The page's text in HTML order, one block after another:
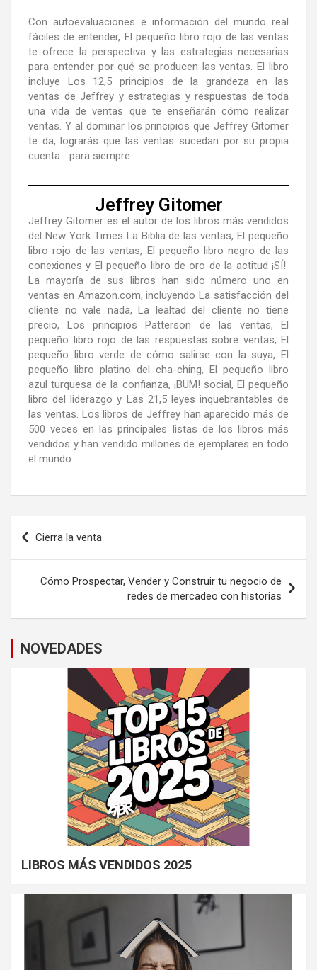
Con autoevaluaciones e información del mundo real
fáciles de entender, El pequeño libro rojo de las ventas
te ofrece la perspectiva y las estrategias necesarias
para entender por qué se producen las ventas. El libro
incluye
Los 12,5 principios de la grandeza en las
ventas de Jeffrey y estrategias y respuestas de toda
una vida de ventas que te enseñarán cómo realizar
ventas. Y al dominar los principios que Jeffrey Gitomer
te da, lograrás que las ventas sucedan por su propia
cuenta… para siempre.
Jeffrey Gitomer
Jeffrey Gitomer es el autor de los libros más vendidos
del New York Times La Biblia de las ventas, El pequeño
libro rojo de las ventas, El pequeño libro negro de las
conexiones y El pequeño libro de oro de la actitud ¡SÍ!
La mayoría de sus libros han sido número uno en
ventas en Amazon.com, incluyendo La satisfacción del
cliente no vale nada, La lealtad del cliente no tiene
precio, Los principios Patterson de las ventas, El
pequeño libro rojo de las respuestas sobre ventas, El
pequeño libro verde de cómo salirse con la suya, El
pequeño libro platino del cha-ching, El pequeño libro
azul turquesa de la confianza, ¡BUM! social, El pequeño
libro del liderazgo y Las 21,5 leyes inquebrantables de
las ventas. Los libros de Jeffrey han aparecido más de
500 veces en las principales listas de los libros más
vendidos y han vendido millones de ejemplares en todo
el mundo.
Cierra la venta
Cómo Prospectar, Vender y Construir tu negocio de
redes de mercadeo con historias
NOVEDADES
LIBROS MÁS VENDIDOS 2025